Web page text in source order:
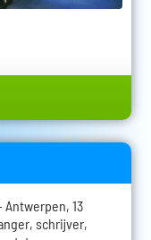
13
schrijver,